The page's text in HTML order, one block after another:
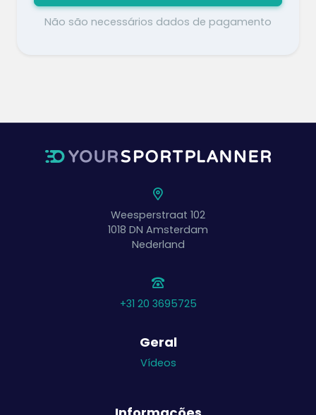
Não são necessários dados de pagamento
Weesperstraat 102
1018 DN Amsterdam
Nederland
+31 20 3695725
Geral
Vídeos